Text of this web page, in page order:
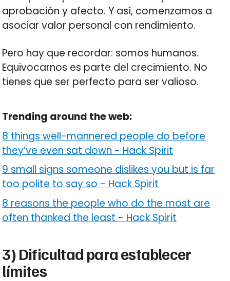
aprobación y afecto. Y así, comenzamos a
asociar valor personal con rendimiento.
Pero hay que recordar: somos humanos.
Equivocarnos es parte del crecimiento. No
tienes que ser perfecto para ser valioso.
Trending around the web:
8 things well-mannered people do before
they’ve even sat down - Hack Spirit
9 small signs someone dislikes you but is far
too polite to say so-Hack Spirit
8 reasons the people who do the most are
often thanked the least - Hack Spirit
3) Dificultad para establecer
límites